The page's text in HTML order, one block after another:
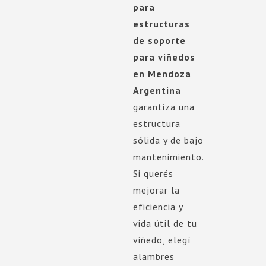
para
estructuras
de soporte
para viñedos
en Mendoza
Argentina
garantiza una
estructura
sólida y de bajo
mantenimiento.
Si querés
mejorar la
eficiencia y
vida útil de tu
viñedo, elegí
alambres